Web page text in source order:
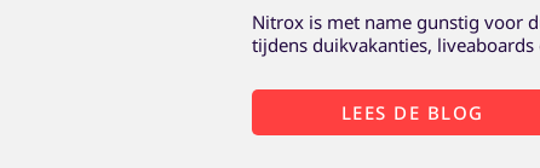
Nitrox is met name gunstig voor
tijdens duikvakanties,
LEES DE BLOG